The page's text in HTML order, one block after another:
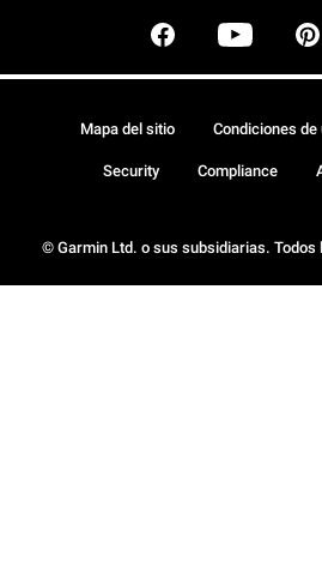
© Garmin Ltd. o sus subsidiarias.
Mapa del sitio Condiciones de
Security Compliance